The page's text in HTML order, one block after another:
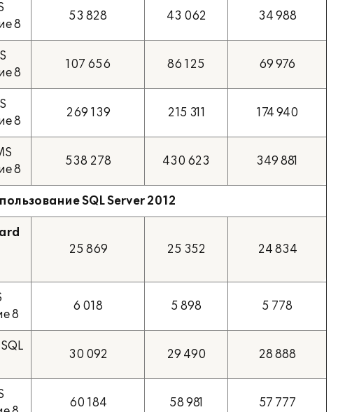
8
53 828 43 062 34 988
8
107 656 86 125 69 976
8
269 139 215 311 174 940
8
538 278 430 623 349 881
SQL Server 2012
25 869 25 352 24 834
8
6 018 5 898 5 778
30 092 29 490 28 888
60 184 58 981 57 777